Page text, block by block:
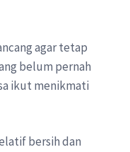
agar tetap
belum pernah
ikut menikmati
bersih dan